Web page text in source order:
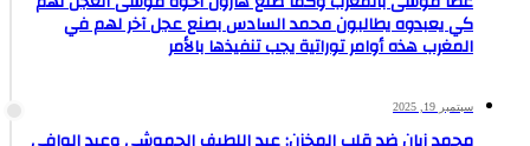
كي يعبدوه يطالبون محمد السادس بصنع عجل آخر لهم في
المغرب هذه أوامر توراتية يجب تنفيذها بالأمر
سبتمبر 19, 2025